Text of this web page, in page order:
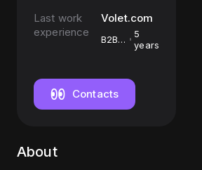
Last work
experience
Volet.com
B2B
5
years
Contacts
About